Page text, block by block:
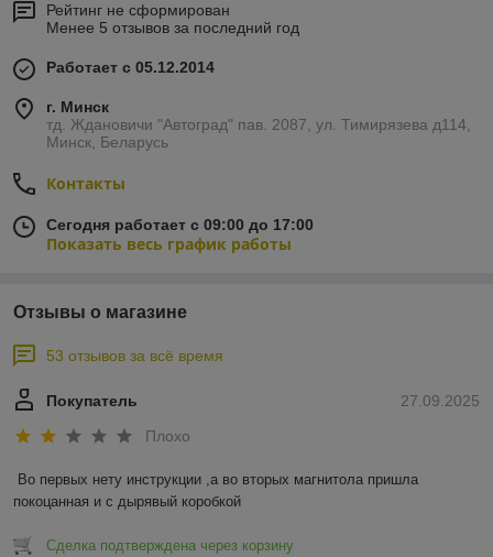
Рейтинг не сформирован
Менее 5 отзывов за последний год
Работает с 05.12.2014
г. Минск
тд. Ждановичи "Автоград" пав. 2087, ул. Тимирязева д114,
Минск, Беларусь
Контакты
Сегодня работает с 09:00 до 17:00
Показать весь график работы
Отзывы о магазине
53 отзывов за всё время
27.09.2025
Покупатель
Плохо
Во первых нету инструкции ,а во вторых магнитола пришла
покоцанная и с дырявый коробкой
Сделка подтверждена через корзину